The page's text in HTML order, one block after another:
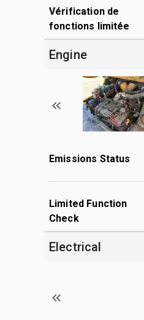
Vérification de
fonctions limitée
Engine
Emissions Status
Limited Function
Check
Electrical